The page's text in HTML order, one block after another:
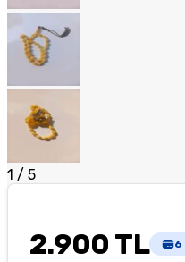
1 / 5
2.900 TL 6